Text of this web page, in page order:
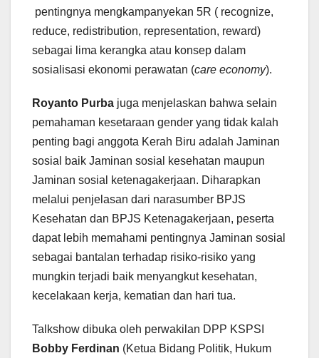
pentingnya mengkampanyekan 5R ( recognize,
reduce, redistribution, representation, reward)
sebagai lima kerangka atau konsep dalam
sosialisasi ekonomi perawatan (care economy).
Royanto Purba juga menjelaskan bahwa selain
pemahaman kesetaraan gender yang tidak kalah
penting bagi anggota Kerah Biru adalah Jaminan
sosial baik Jaminan sosial kesehatan maupun
Jaminan sosial ketenagakerjaan. Diharapkan
melalui penjelasan dari narasumber BPJS
Kesehatan dan BPJS Ketenagakerjaan, peserta
dapat lebih memahami pentingnya Jaminan sosial
sebagai bantalan terhadap risiko-risiko yang
mungkin terjadi baik menyangkut kesehatan,
kecelakaan kerja, kematian dan hari tua.
Talkshow dibuka oleh perwakilan DPP KSPSI
Bobby Ferdinan (Ketua Bidang Politik, Hukum